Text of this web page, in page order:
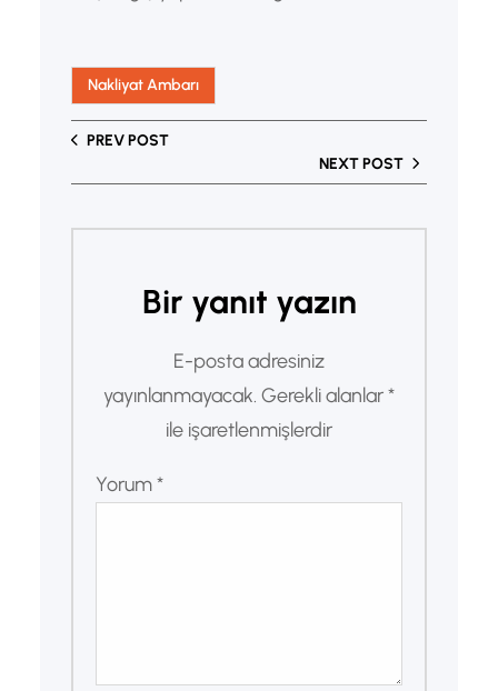
Nakliyat Ambarı
PREV POST
NEXT POST
Bir yanıt yazın
E-posta adresiniz
yayınlanmayacak. Gerekli alanlar*
ile işaretlenmişlerdir
Yorum*